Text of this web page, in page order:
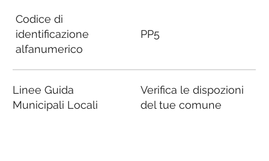
Codice di
identificazione
alfanumerico
Linee Guida
Municipali Locali
PP5
Verifica le dispozioni
del tue comune